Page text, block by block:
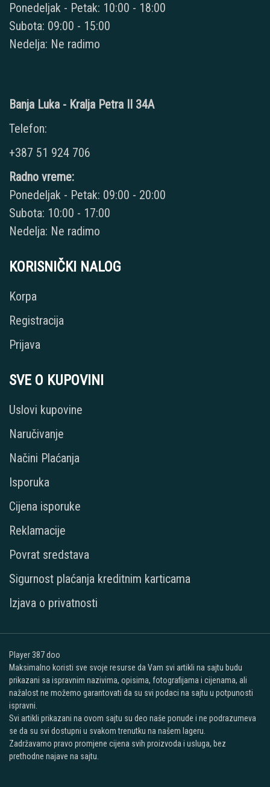
Ponedeljak - Petak: 10:00 - 18:00
Subota: 09:00 - 15:00
Nedelja: Ne radimo
Banja Luka - Kralja Petra II 34A
Telefon:
+387 51 924 706
Radno vreme:
Ponedeljak - Petak: 09:00 - 20:00
Subota: 10:00 - 17:00
Nedelja: Ne radimo
KORISNIČKI NALOG
Korpa
Registracija
Prijava
SVE O KUPOVINI
Uslovi kupovine
Naručivanje
Načini Plaćanja
Isporuka
Cijena isporuke
Reklamacije
Povrat sredstava
Sigurnost plaćanja kreditnim karticama
Izjava o privatnosti
Player 387 doo
Maksimalno koristi sve svoje resurse da Vam svi artikli na sajtu budu
prikazani sa ispravnim nazivima, opisima, fotografijama i cijenama, ali
nažalost ne možemo garantovati da su svi podaci na sajtu u potpunosti
ispravni.
Svi artikli prikazani na ovom sajtu su deo naše ponude i ne podrazumeva
se da su svi dostupni u svakom trenutku na našem lageru.
Zadržavamo pravo promjene cijena svih proizvoda i usluga, bez
prethodne najave na sajtu.